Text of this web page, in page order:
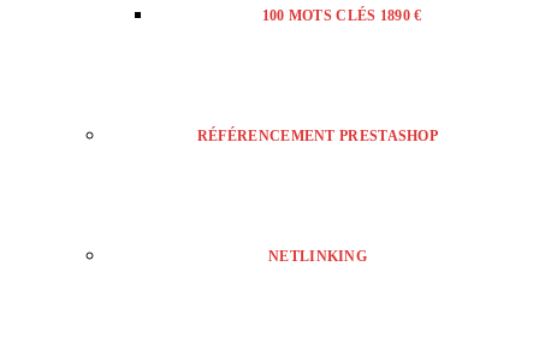
100 MOTS CLÉS 1890 €
RÉFÉRENCEMENT PRESTASHOP
NETLINKING